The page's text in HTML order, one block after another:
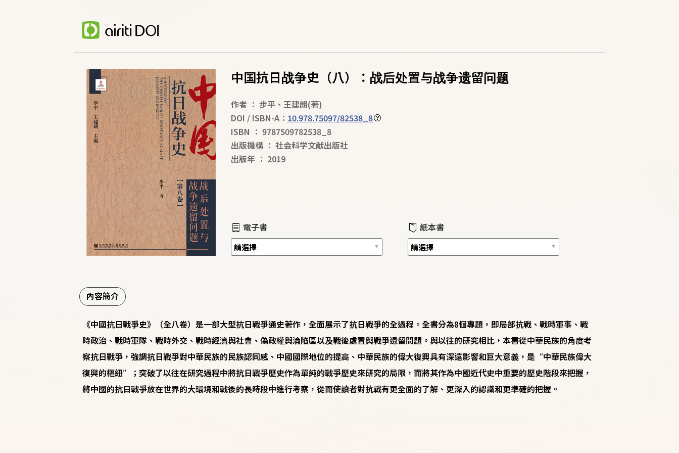
中国抗日战争史（八）：战后处置与战争遗留问题
作者 ： 步平、 王建朗(著)
DOI / ISBN-A： 10.978.75097/82538_8
ISBN ： 9787509782538_8
出版機構 ： 社会科学文献出版社
出版年 ： 2019
電子書 紙本書
內容簡介
《中國抗日戰爭史》（全八卷）是一部大型抗日戰爭通史著作，全面展示了抗日戰爭的全過程。全書分為8個專題，即局部抗戰、戰時軍事、戰
時政治、戰時軍隊、戰時外交、戰時經濟與社會、偽政權與淪陷區以及戰後處置與戰爭遺留問題。與以往的研究相比，本書從中華民族的角度考
察抗日戰爭，強調抗日戰爭對中華民族的民族認同感、中國國際地位的提高、中華民族的偉大復興具有深遠影響和巨大意義，是“中華民族偉大
復興的樞紐”；突破了以往在研究過程中將抗日戰爭歷史作為單純的戰爭歷史來研究的局限，而將其作為中國近代史中重要的歷史階段來把握，
將中國的抗日戰爭放在世界的大環境和戰後的長時段中進行考察，從而使讀者對抗戰有更全面的了解、更深入的認識和更準確的把握。